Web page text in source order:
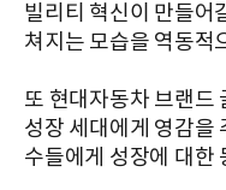
빌리티 혁신이 만들어
쳐지는 모습을 역동적
또 현대자동차 브랜드
성장 세대에게 영감을
수들에게 성장에 대한